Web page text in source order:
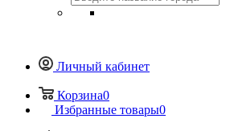
Личный кабинет
Корзина0
Избранные товары0